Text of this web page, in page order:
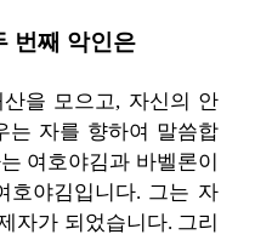
번째 악인은
을 모으고, 자신의 안
는 자를 향하여 말씀합
여호야김과 바벨론이
호야김입니다. 그는 자
자가 되었습니다. 그리